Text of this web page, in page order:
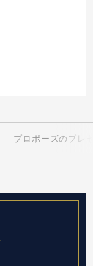
プロポーズのプレ